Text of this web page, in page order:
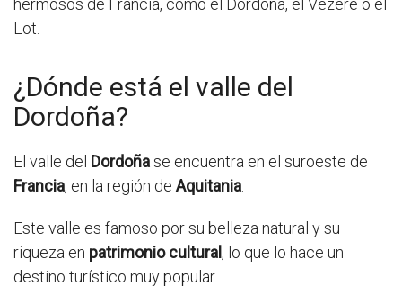
Lot.
¿Dónde está el valle del
Dordoña?
El valle del Dordoñase encuentra en el suroeste de
Francia, en la región de Aquitania
Este valle es famoso por su belleza natural y su
riqueza en patrimonio cultural, lo que lo hace un
destino turístico muy popular.